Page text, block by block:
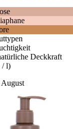
Deckkraft
/ l)
August